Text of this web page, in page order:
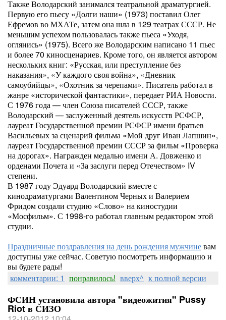
Также Володарский занимался театральной драматургией.
Первую его пьесу «Долги наши» (1973) поставил Олег
Ефремов во МХАТе, затем она шла в 129 театрах СССР. Не
меньшим успехом пользовалась также пьеса «Уходя,
оглянись» (1975). Всего же Володарским написано 11 пьес
и более 70 киносценариев. Кроме того, он является автором
нескольких книг: «Русская, или преступление без
наказания», «У каждого своя война», «Дневник
самоубийцы», «Охотник за черепами». Писатель работал в
жанре «исторической фантастики», передает РИА Новости.
С 1976 года — член Союза писателей СССР, также
Володарский — заслуженный деятель искусств РСФСР,
лауреат Государственной премии РСФСР имени братьев
Васильевых за сценарий фильма «Мой друг Иван Лапшин»,
лауреат Государственной премии СССР за фильм «Проверка
на дорогах». Награжден медалью имени А. Довженко и
орденами Почета и «За заслуги перед Отечеством» IV
степени.
В 1987 году Эдуард Володарский вместе с
кинодраматургами Валентином Черных и Валерием
Фридом создали студию «Слово» на киностудии
«Мосфильм». С 1998-го работал главным редактором этой
студии.
Праздничные поздравления на день рождения мужчиневам
доступны уже сейчас. Советую посмотреть информацию и
вы будете рады!
комментарии: 1 понравилось! вверх^ к полной версии
ФСИН установила автора "видеожития" Pussy
Riot в СИЗО